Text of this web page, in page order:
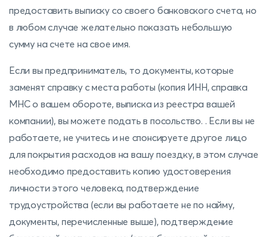
предоставить выписку со своего банковского счета, но
в любом случае желательно показать небольшую
сумму на счете на свое имя.
Если вы предприниматель, то документы, которые
заменят справку с места работы (копия ИНН, справка
МНС о вашем обороте, выписка из реестра вашей
компании), вы можете подать в посольство. . Если вы не
работаете, не учитесь и не спонсируете другое лицо
для покрытия расходов на вашу поездку, в этом случае
необходимо предоставить копию удостоверения
личности этого человека, подтверждение
трудоустройства (если вы работаете не по найму,
документы, перечисленные выше), подтверждение